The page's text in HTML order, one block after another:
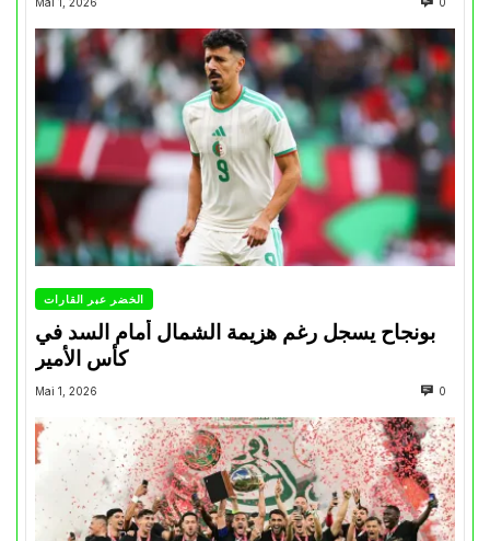
الخضر عبر القارات
بونجاح يسجل رغم هزيمة الشمال أمام السد في
كأس الأمير
Mai 1, 2026 0